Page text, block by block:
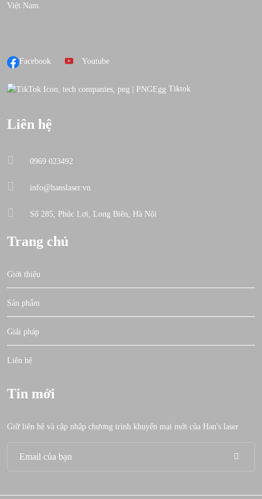
Việt Nam.
Facebook Youtube
Tiktok
Liên hệ
0969 023492
info@hanslaser.vn
Số 285, Phúc Lợi, Long Biên, Hà Nội
Trang chủ
Giới thiệu
Sản phẩm
Giải pháp
Liên hệ
Tin mới
Giữ liên hệ và cập nhập chương trình khuyến mại mới của Han's laser